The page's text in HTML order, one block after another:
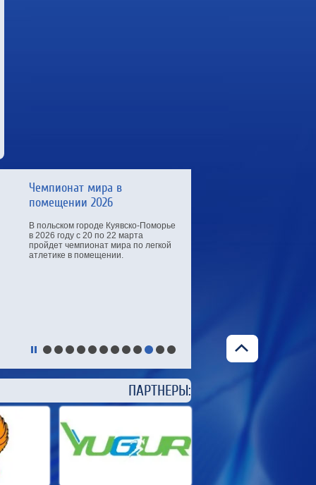
Чемпионат мира в
помещении 2026
В польском городе Куявско-Поморье
в 2026 году с 20 по 22 марта
пройдет чемпионат мира по легкой
атлетике в помещении.